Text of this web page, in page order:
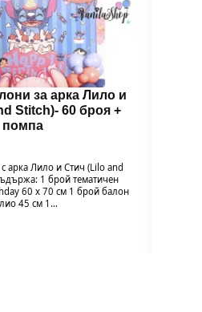
за арка Лило и
Stitch)- 60 броя +
помпа
арка Лило и Стич (Lilo and
1 брой тематичен
60 х 70 см 1 брой балон
45 см 1…